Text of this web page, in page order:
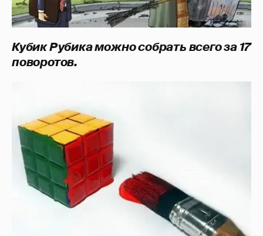
Кубик Рубика можно собрать всего за 17
поворотов.